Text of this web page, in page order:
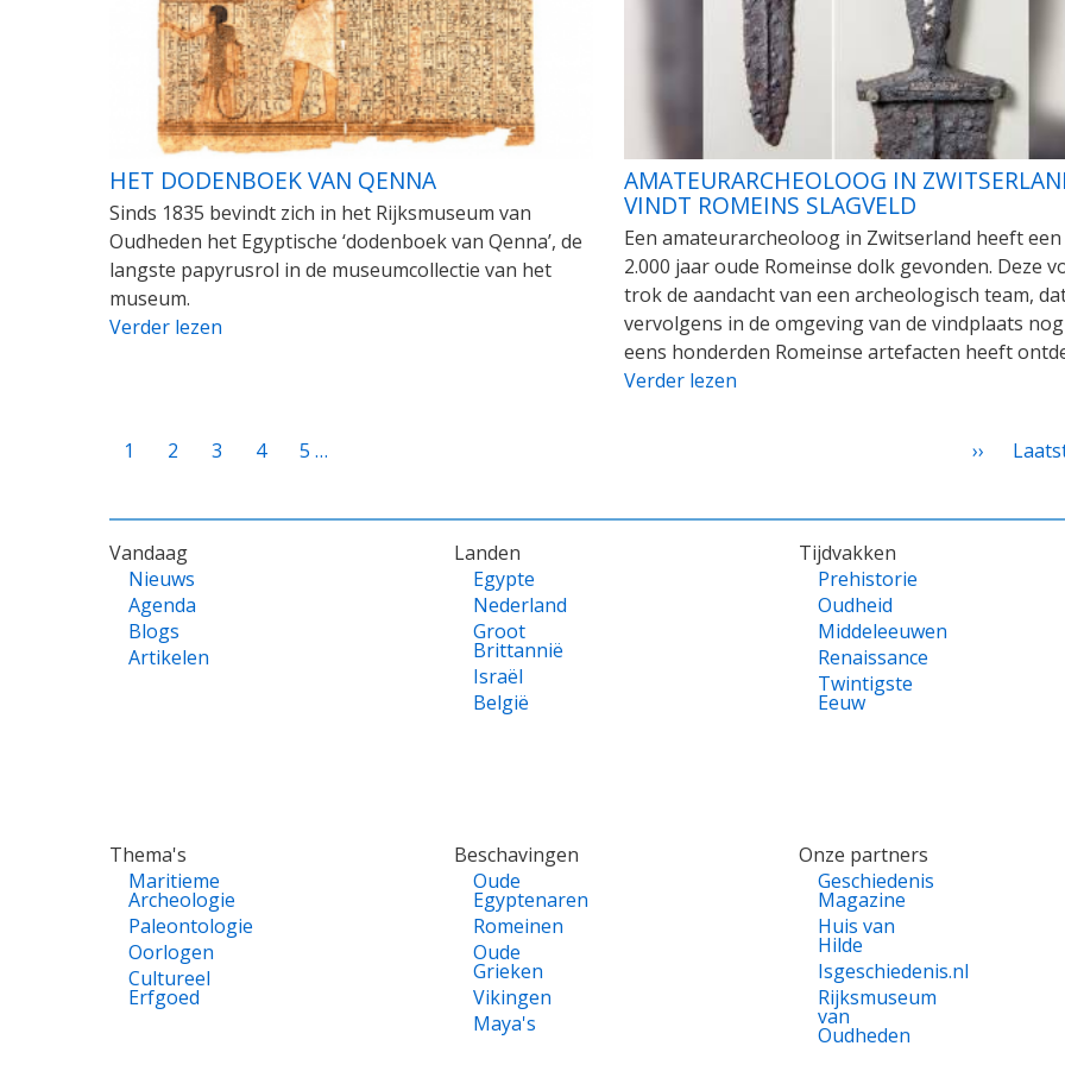
HET DODENBOEK VAN QENNA
Sinds 1835 bevindt zich in het Rijksmuseum van
Oudheden het Egyptische ‘dodenboek van Qenna’, de
langste papyrusrol in de museumcollectie van het
museum.
Verder lezen
AMATEURARCHEOLOOG IN
VINDT ROMEINS SLAGVELD
Een amateurarcheoloog in Zwitserland heeft een
2.000 jaar oude Romeinse dolk gevonden. Deze
trok de aandacht van een archeologisch team,
vervolgens in de omgeving van de vindplaats nog
eens honderden Romeinse artefacten heeft
Verder lezen
PAGINATIE
Huidige
1 Page
2 Page
3 Page
4 Page
5 …
Volgende
››
VOET
Vandaag
Nieuws
Agenda
Blogs
Artikelen
Landen
Egypte
Nederland
Groot
Brittannië
Israël
België
Tijdvakken
Prehistorie
Oudheid
Middeleeuwen
Renaissance
Twintigste
Eeuw
Thema's
Maritieme
Archeologie
Paleontologie
Oorlogen
Cultureel
Erfgoed
Beschavingen
Oude
Egyptenaren
Romeinen
Oude
Grieken
Vikingen
Maya's
Onze partners
Geschiedenis
Magazine
Huis van
Hilde
Isgeschiedenis.nl
Rijksmuseum
van
Oudheden